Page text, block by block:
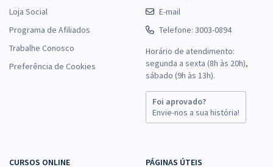
Loja Social
Programa de Afiliados
Trabalhe Conosco
Preferência de Cookies
E-mail
Telefone: 3003-0894
Horário de atendimento:
segunda a sexta (8h às 20h),
sábado (9h às 13h).
Foi aprovado?
Envie-nos a sua história!
CURSOS ONLINE PÁGINAS ÚTEIS